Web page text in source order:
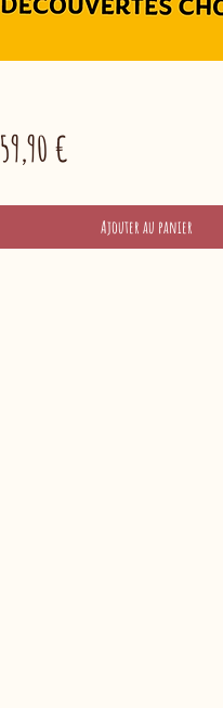
59,90 €
Ajouter au panier